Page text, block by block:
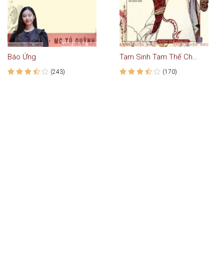
Báo Ứng
(243)
Tam Sinh Tam Thế Chẩm Thượng Thư
(170)